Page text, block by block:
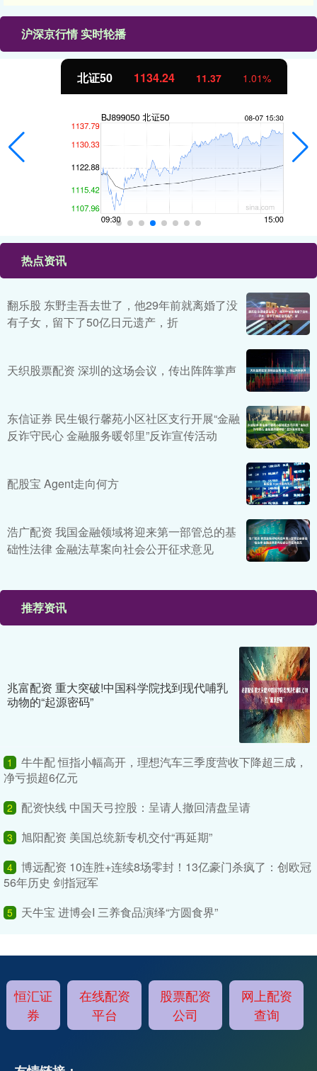
沪深京行情 实时轮播
北证50 1134.24 11.37 1.01%
热点资讯
翻乐股 东野圭吾去世了，他29年前就离婚了没
有子女，留下了50亿日元遗产，折
天织股票配资 深圳的这场会议，传出阵阵掌声
东信证券 民生银行馨苑小区社区支行开展“金融
反诈守民心 金融服务暖邻里”反诈宣传活动
配股宝 Agent走向何方
浩广配资 我国金融领域将迎来第一部管总的基
础性法律 金融法草案向社会公开征求意见
推荐资讯
兆富配资 重大突破!中国科学院找到现代哺乳
动物的“起源密码”
1
牛牛配 恒指小幅高开，理想汽车三季度营收下降超三成，
净亏损超6亿元
2 配资快线 中国天弓控股：呈请人撤回清盘呈请
3 旭阳配资 美国总统新专机交付“再延期”
4 博远配资 10连胜+连续8场零封！13亿豪门杀疯了：创欧冠
56年历史 剑指冠军
5 天牛宝 进博会I 三养食品演绎“方圆食界”
恒汇证
券
在线配资
平台
股票配资
公司
网上配资
查询